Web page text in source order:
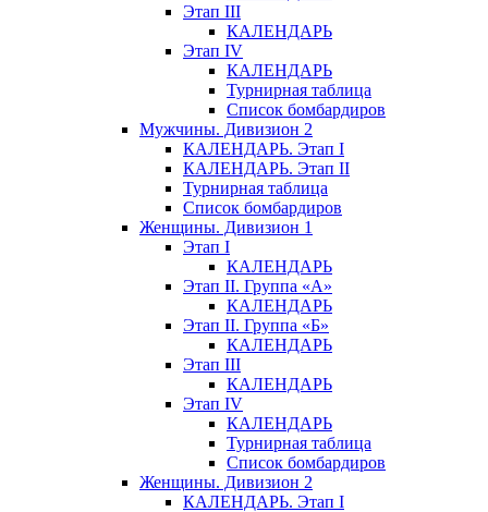
Этап III
КАЛЕНДАРЬ
Этап IV
КАЛЕНДАРЬ
Турнирная таблица
Список бомбардиров
Мужчины. Дивизион 2
КАЛЕНДАРЬ. Этап I
КАЛЕНДАРЬ. Этап II
Турнирная таблица
Список бомбардиров
Женщины. Дивизион 1
Этап I
КАЛЕНДАРЬ
Этап II. Группа «А»
КАЛЕНДАРЬ
Этап II. Группа «Б»
КАЛЕНДАРЬ
Этап III
КАЛЕНДАРЬ
Этап IV
КАЛЕНДАРЬ
Турнирная таблица
Список бомбардиров
Женщины. Дивизион 2
КАЛЕНДАРЬ. Этап I